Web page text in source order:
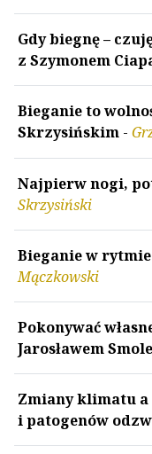
Gdy biegnę –
z Szymonem
Bieganie to
Skrzysińskim -
Najpierw nogi,
Skrzysiński
Bieganie w
Mączkowski
Pokonywać
Jarosławem
Zmiany klimatu
i patogenów